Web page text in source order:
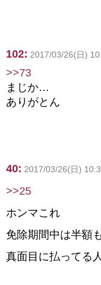
102: 2017/03/26(日)
>>73
まじか…
ありがとん
40: 2017/03/26(日)
>>25
ホンマこれ
免除期間中は半額
真面目に払ってる